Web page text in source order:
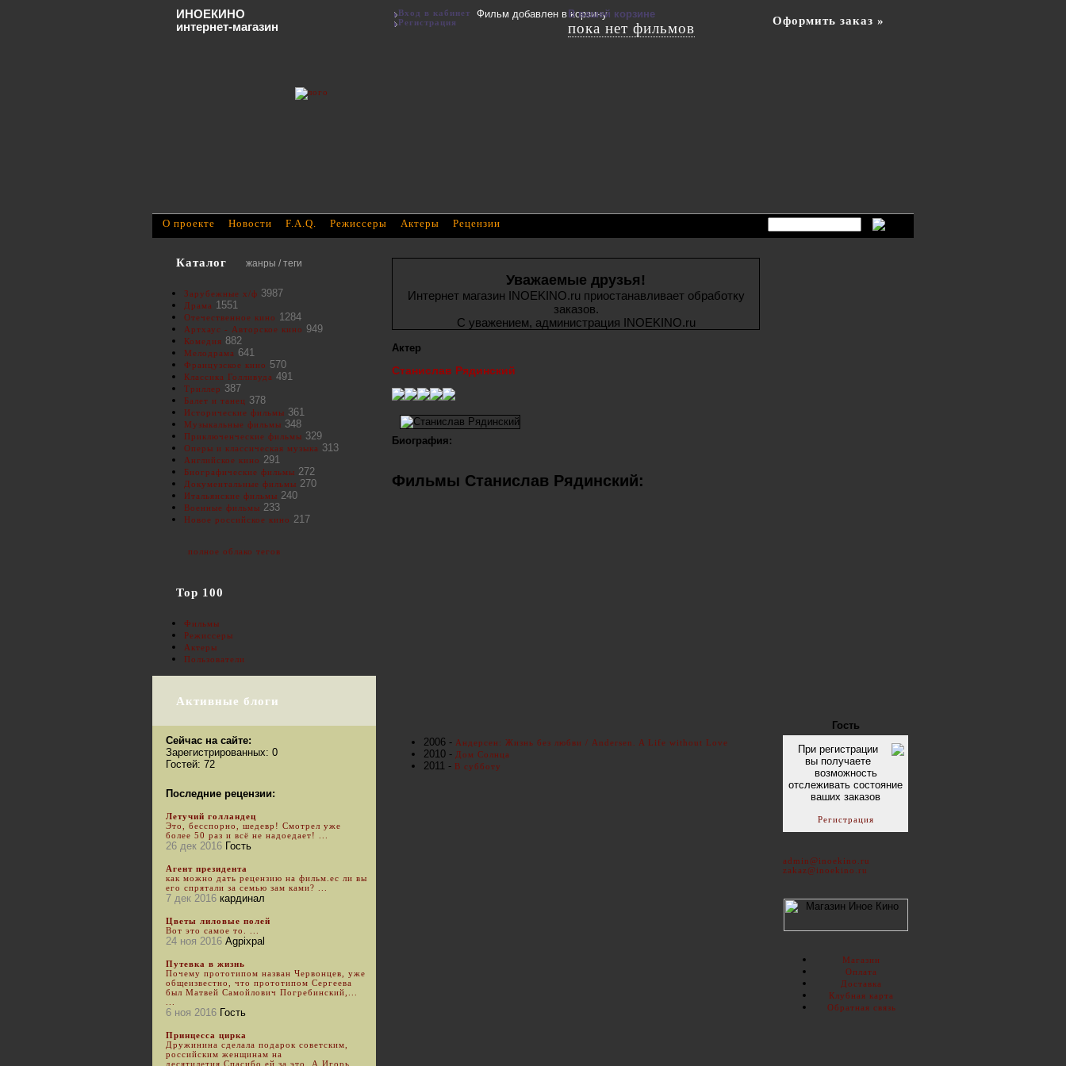
Уважаемые друзья!
Интернет магазин INOEKINO.ru приостанавливает обработку
заказов.
С уважением, администрация INOEKINO.ru
Актер
Станислав Рядинский
Биография:
Фильмы Станислав Рядинский:
2006 - Андерсен: Жизнь без любви / Andersen. A Life without Love
2010 - Дом Солнца
2011 - В субботу
Каталог жанры / теги
Зарубежные х/ф 3987
Драма 1551
Отечественное кино 1284
Артхаус - Авторское кино 949
Комедия 882
Мелодрама 641
Французское кино 570
Классика Голливуда 491
Триллер 387
Балет и танец 378
Исторические фильмы 361
Музыкальные фильмы 348
Приключенческие фильмы 329
Оперы и классическая музыка 313
Английское кино 291
Биографические фильмы 272
Документальные фильмы 270
Итальянские фильмы 240
Военные фильмы 233
Новое российское кино 217
полное облако тегов
Top 100
Фильмы
Режиссеры
Актеры
Пользователи
Активные блоги
Сейчас на сайте:
Зарегистрированных: 0
Гостей: 72
Последние рецензии:
Летучий голландец
Это, бесспорно, шедевр! Смотрел уже
более 50 раз и всё не надоедает! ...
26 дек 2016 Гость
Агент президента
как можно дать рецензию на фильм.ес ли вы
его спрятали за семью зам ками? ...
7 дек 2016 кардинал
Цветы лиловые полей
Вот это самое то. ...
24 ноя 2016 Agpixpal
Путевка в жизнь
Почему прототипом назван Червонцев, уже
общеизвестно, что прототипом Сергеева
был Матвей Самойлович Погребинский,...
6 ноя 2016 Гость
Принцесса цирка
Дружинина сделала подарок советским,
российским женщинам на
десятилетия.Спасибо ей за это. А Игорь
Гость
При регистрации
вы получаете
возможность
отслеживать состояние
ваших заказов
Регистрация
admin@inoekino.ru
zakaz@inoekino.ru
Магазин
Оплата
Доставка
Клубная карта
Обратная связь
О проекте Новости F.A.Q. Режиссеры Актеры Рецензии
Фильм добавлен в корзину
ИНОЕКИНО
интернет-магазин
Вход в кабинет
Регистрация
В вашей корзине
пока нет фильмов Оформить заказ »